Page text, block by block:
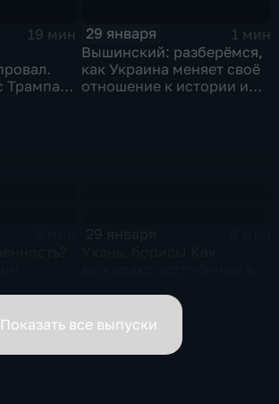
19 мин
Трампа.
29 января
1 мин
Вышинский: разберёмся,
как Украина меняет своё
отношение к истории и
Показать все выпуски